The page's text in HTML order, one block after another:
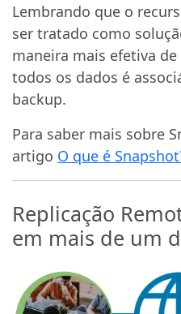
Lembrando que o
ser tratado como
maneira mais efetiva
todos os dados é
backup.
Para saber mais sobre
artigo O que é
Replicação
em mais de um